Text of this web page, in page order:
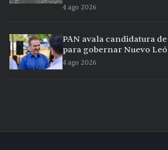
4 ago 2026
PAN avala candidatura
para gobernar Nuevo
4 ago 2026